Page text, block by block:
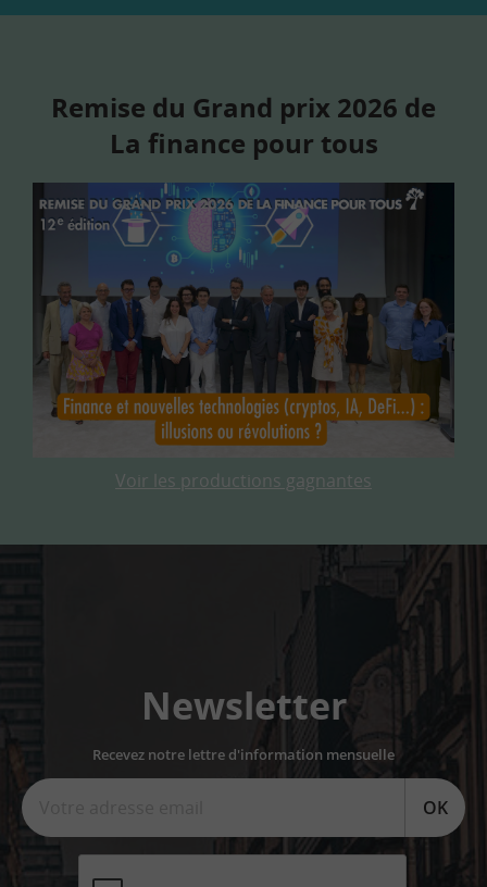
Remise du Grand prix 2026 de
La finance pour tous
Voir les productions gagnantes
Newsletter
Recevez notre lettre d'information mensuelle
OK